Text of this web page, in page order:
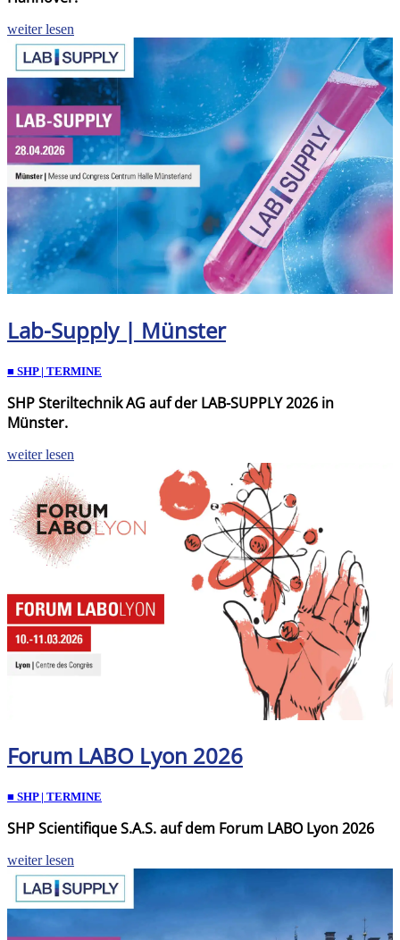
weiter lesen
Lab-Supply | Münster
■ SHP | TERMINE
SHP Steriltechnik AG auf der LAB-SUPPLY 2026 in
Münster.
weiter lesen
Forum LABO Lyon 2026
■ SHP | TERMINE
SHP Scientifique S.A.S. auf dem Forum LABO Lyon 2026
weiter lesen